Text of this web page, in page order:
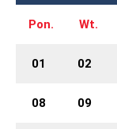
Pon. Wt.
01 02
08 09